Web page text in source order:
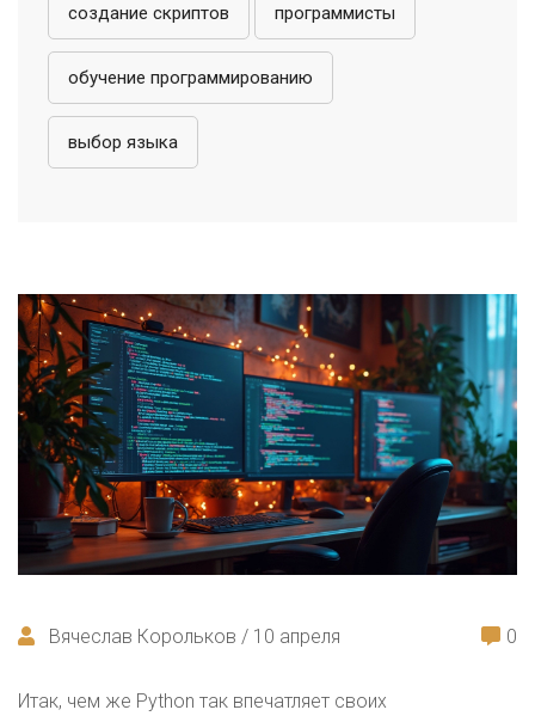
создание скриптов программисты
обучение программированию
выбор языка
Вячеслав Корольков / 10 апреля 0
Итак, чем же Python так впечатляет своих